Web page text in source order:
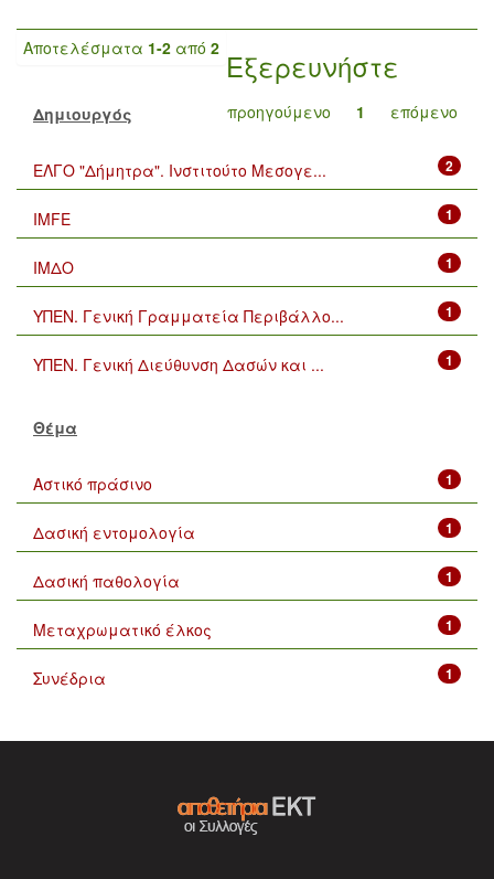
Αποτελέσματα 1-2 από 2
προηγούμενο 1 επόμενο
Εξερευνήστε
Δημιουργός
2
ΕΛΓΟ "Δήμητρα". Ινστιτούτο Μεσογε...
1
IMFE
1
ΙΜΔΟ
1
ΥΠΕΝ. Γενική Γραμματεία Περιβάλλο...
1
ΥΠΕΝ. Γενική Διεύθυνση Δασών και ...
Θέμα
1
Αστικό πράσινο
1
Δασική εντομολογία
1
Δασική παθολογία
1
Μεταχρωματικό έλκος
1
Συνέδρια